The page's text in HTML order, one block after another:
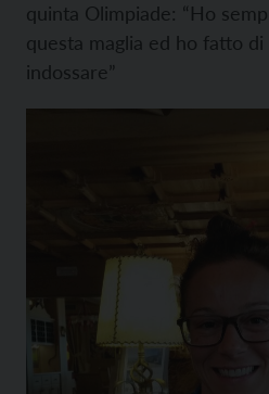
quinta Olimpiade: “Ho
questa maglia ed ho fatto
indossare”